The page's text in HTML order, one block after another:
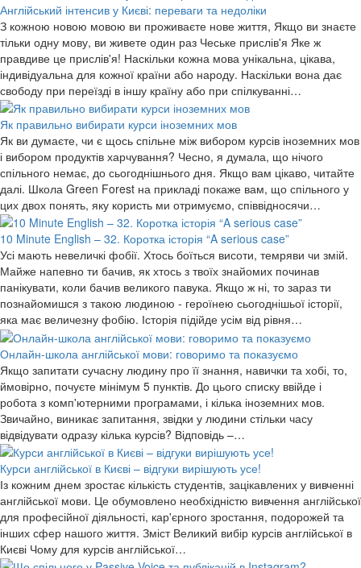
Англійський інтенсив у Києві: переваги та недоліки
З кожною новою мовою ви проживаєте нове життя, Якщо ви знаєте
тільки одну мову, ви живете один раз Чеське прислів'я Яке ж
правдиве це прислів'я! Наскільки кожна мова унікальна, цікава,
індивідуальна для кожної країни або народу. Наскільки вона дає
свободу при переїзді в іншу країну або при спілкуванні…
Як правильно вибирати курси іноземних мов
Як ви думаєте, чи є щось спільне між вибором курсів іноземних мов
і вибором продуктів харчування? Чесно, я думала, що нічого
спільного немає, до сьогоднішнього дня. Якщо вам цікаво, читайте
далі. Школа Green Forest на прикладі покаже вам, що спільного у
цих двох понять, яку користь ми отримуємо, співвідносячи…
10 Minute English – 32. Коротка історія “A serious case”
Усі мають невеличкі фобії. Хтось боїться висоти, темряви чи змій.
Майже напевно ти бачив, як хтось з твоїх знайомих починав
панікувати, коли бачив великого павука. Якщо ж ні, то зараз ти
познайомишся з такою людиною - героїнею сьогоднішьої історії,
яка має величезну фобію. Історія підійде усім від рівня…
Онлайн-школа англійської мови: говоримо та показуємо
Якщо запитати сучасну людину про її знання, навички та хобі, то,
ймовірно, почуєте мінімум 5 пунктів. До цього списку ввійде і
робота з комп'ютерними програмами, і кілька іноземних мов.
Звичайно, виникає запитання, звідки у людини стільки часу
відвідувати одразу кілька курсів? Відповідь –…
Курси англійської в Києві – відгуки вирішують усе!
Із кожним днем зростає кількість студентів, зацікавлених у вивченні
англійської мови. Це обумовлено необхідністю вивчення англійської
для професійної діяльності, кар'єрного зростання, подорожей та
інших сфер нашого життя. Зміст Великий вибір курсів англійської в
Києві Чому для курсів англійської…